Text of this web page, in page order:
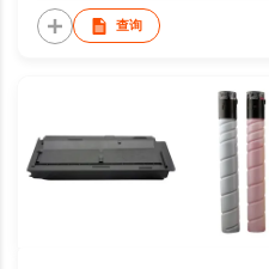
查询